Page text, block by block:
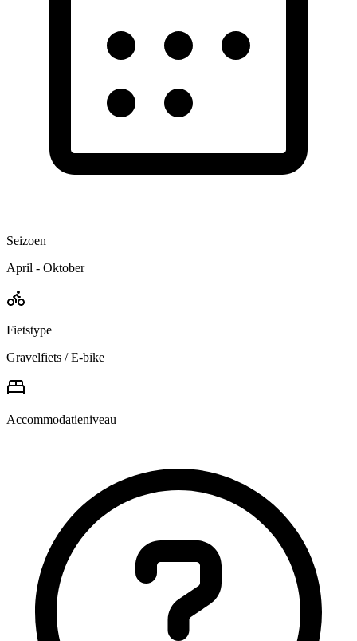
Seizoen
April - Oktober
Fietstype
Gravelfiets / E-bike
Accommodatieniveau